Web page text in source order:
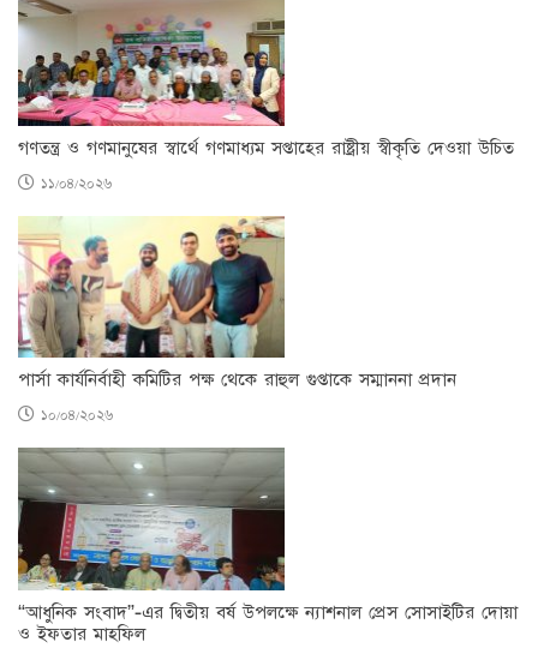
গণতন্ত্র ও গণমানুষের স্বার্থে গণমাধ্যম সপ্তাহের রাষ্ট্রীয় স্বীকৃতি দেওয়া উচিত
১১/০৪/২০২৬
পার্সা কার্যনির্বাহী কমিটির পক্ষ থেকে রাহুল গুপ্তাকে সম্মাননা প্রদান
১০/০৪/২০২৬
“আধুনিক সংবাদ”-এর দ্বিতীয় বর্ষ উপলক্ষে ন্যাশনাল প্রেস সোসাইটির দোয়া
ও ইফতার মাহফিল